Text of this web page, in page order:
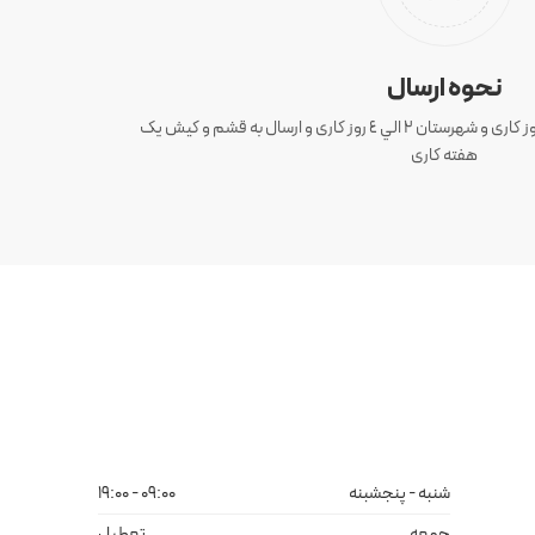
نحوه ارسال
ارسال سفارش های تهران 1 الی 3 روز کاری و شهرستان ٢ الي ٤ روز کاری و ارسال به قشم و کیش یک
هفته کاری
شنبه - پنجشبنه
09:00 - 19:00